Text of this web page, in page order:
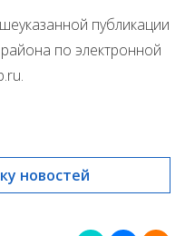
публикации
по электронной
новостей